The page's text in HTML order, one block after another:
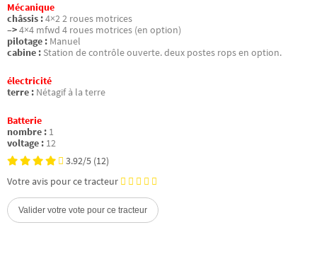
Mécanique
châssis :4×2 2 roues motrices
–>4×4 mfwd 4 roues motrices (en option)
pilotage : Manuel
cabine : Station de contrôle ouverte. deux postes rops en option.
électricité
terre : Nétagif à la terre
Batterie
nombre : 1
voltage : 12
3.92/5 (12)
Votre avis pour ce tracteur